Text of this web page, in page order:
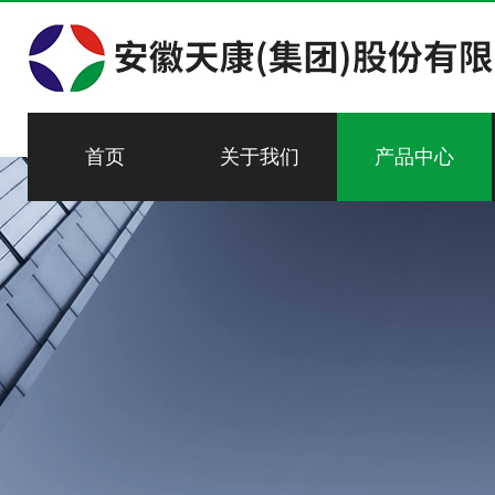
首页 关于我们 产品中心